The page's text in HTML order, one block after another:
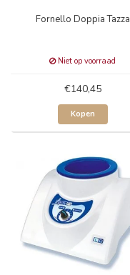
Fornello Doppia Tazza
Niet op voorraad
€140,45
Kopen